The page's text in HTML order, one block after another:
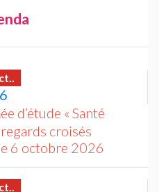
6
d’étude « Santé
croisés
6 octobre 2026